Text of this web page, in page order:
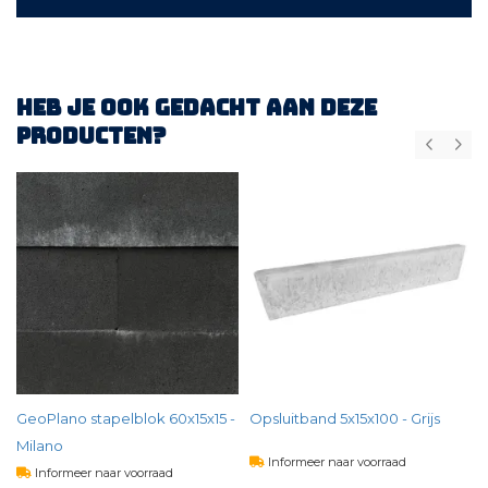
Heb je ook gedacht aan deze
producten?
GeoPlano stapelblok 60x15x15 -
Milano
Informeer naar voorraad
Opsluitband 5x15x100 - Grijs
Informeer naar voorraad